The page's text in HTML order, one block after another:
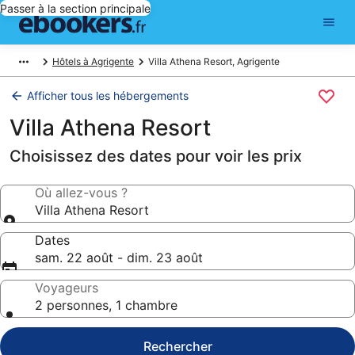
Passer à la section principale
Hôtels à Agrigente Villa Athena Resort, Agrigente
Afficher tous les hébergements
Villa Athena Resort
Choisissez des dates pour voir les prix
Où allez-vous ?
Villa Athena Resort
Dates
sam. 22 août - dim. 23 août
Voyageurs
2 personnes, 1 chambre
Rechercher